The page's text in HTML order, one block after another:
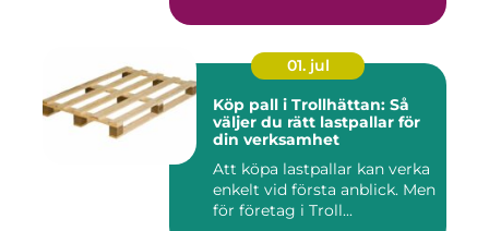
01. jul
Köp pall i Trollhättan: Så
väljer du rätt lastpallar för
din verksamhet
Att köpa lastpallar kan verka
enkelt vid första anblick. Men
för företag i Troll...